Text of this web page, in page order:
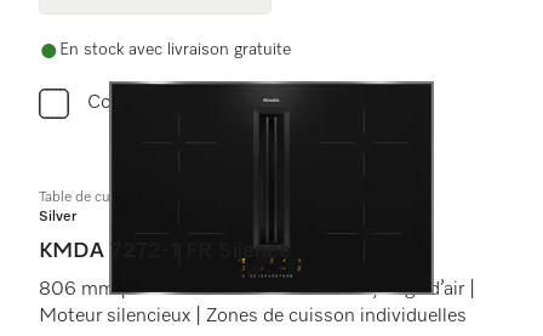
En stock avec livraison gratuite
Comparer
Table de cuisson à induction avec hotte intégrée
Silver
KMDA 7272-1 FR Silence
806 mm | Mode évacuation d’air et recyclage d’air |
Moteur silencieux | Zones de cuisson individuelles